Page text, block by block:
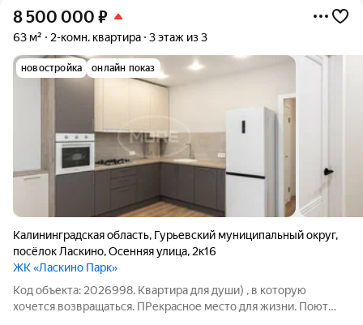
8 500 000 ₽
63 м² 2-комн. квартира 3 этаж из 3
новостройка онлайн показ
Калининградская область, Гурьевский муниципальный округ,
посёлок Ласкино,Осенняя улица, 2к16
ЖК «Ласкино Парк»
Код объекта: 2026998. Квартира для души) , в которую
хочется возвращаться. ПРекрасное место для жизни. Поют